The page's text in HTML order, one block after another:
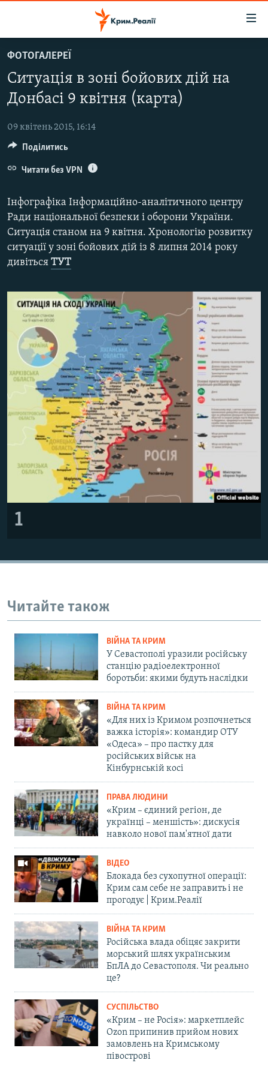
до
основного
матеріалу
Перейти
до
навігації
Перейти
пошуку
ВОДА.КРИМ
ВІДЕО ТА ФОТО
ПОЛІТИКА
БЛОГИ
ПОГЛЯД
ВСЕ ЗА ДЕНЬ
СПЕЦПРОЕКТИ
ДЕПОРТАЦІЯ
СВІДЧЕННЯ ОКУПАЦІЇ
УКРАЇНСЬКА ПРОБЛЕМА КРИМУ
ІНФОГРАФІКА
ЯК ОБІЙТИ БЛОКУВАННЯ
Русский
Qırımtatar
ДОЛУЧАЙСЯ!
Усі сайти RFE/RL
ФОТОГАЛЕРЕЇ
Ситуація в зоні бойових дій на
Донбасі 9 квітня (карта)
09 квітень 2015, 16:14
Інфографіка Інформаційно-аналітичного центру
Ради національної безпеки і оборони України.
Ситуація станом на 9 квітня. Хронологію розвитку
ситуації у зоні бойових дій із 8 липня 2014 року
дивіться ТУТ
1
Поділитись
Читати без VPN
Читайте також
ВІЙНА ТА КРИМ
У Севастополі уразили російську
станцію радіоелектронної
боротьби: якими будуть наслідки
ВІЙНА ТА КРИМ
«Для них із Кримом розпочнеться
важка історія»: командир ОТУ
«Одеса» – про пастку для
російських військ на
Кінбурнській косі
ПРАВА ЛЮДИНИ
«Крим – єдиний регіон, де
українці – меншість»: дискусія
навколо нової пам'ятної дати
ВІДЕО
Блокада без сухопутної операції:
Крим сам себе не заправить і не
прогодує | Крим.Реалії
ВІЙНА ТА КРИМ
Російська влада обіцяє закрити
морський шлях українським
БпЛА до Севастополя. Чи реально
це?
СУСПІЛЬСТВО
«Крим – не Росія»: маркетплейс
Ozon припинив прийом нових
замовлень на Кримському
півострові